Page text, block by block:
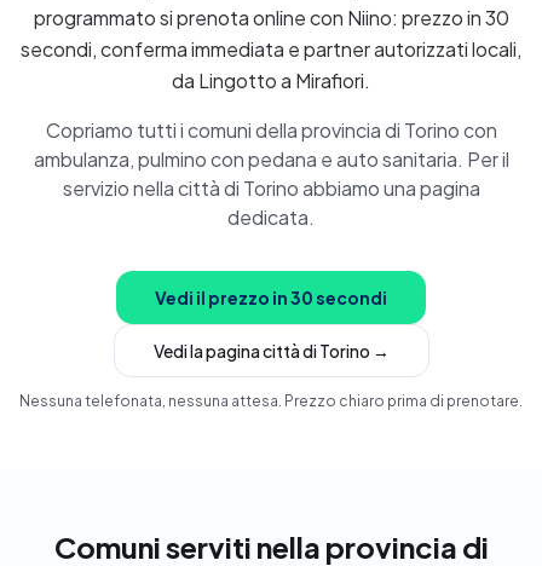
programmato si prenota online con Niino: prezzo in 30
secondi, conferma immediata e partner autorizzati locali,
da Lingotto a Mirafiori.
Copriamo tutti i comuni della provincia di Torino con
ambulanza, pulmino con pedana e auto sanitaria. Per il
servizio nella città di Torino abbiamo una pagina
dedicata.
Vedi il prezzo in 30 secondi
Vedi la pagina città di Torino →
Nessuna telefonata, nessuna attesa. Prezzo chiaro prima di prenotare.
Comuni serviti nella provincia di